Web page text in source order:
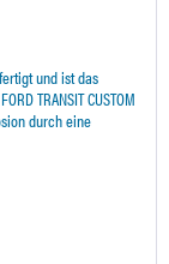
und ist das
TRANSIT CUSTOM
durch eine